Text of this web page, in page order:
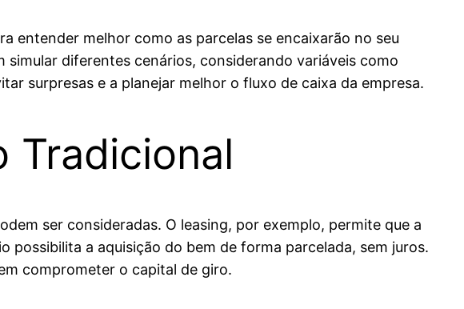
entender melhor como as parcelas se encaixarão no seu
diferentes cenários, considerando variáveis como
surpresas e a planejar melhor o fluxo de caixa da empresa.
Tradicional
ser consideradas. O leasing, por exemplo, permite que a
possibilita a aquisição do bem de forma parcelada, sem juros.
comprometer o capital de giro.